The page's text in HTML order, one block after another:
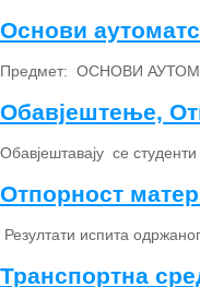
Основи
Предмет: ОСНОВИ
Обавјештење,
Обавјештавају се
Отпорност
Резултати испита
Транспортна